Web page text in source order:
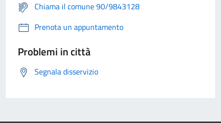
Chiama il comune 90/9843128
Prenota un appuntamento
Problemi in città
Segnala disservizio